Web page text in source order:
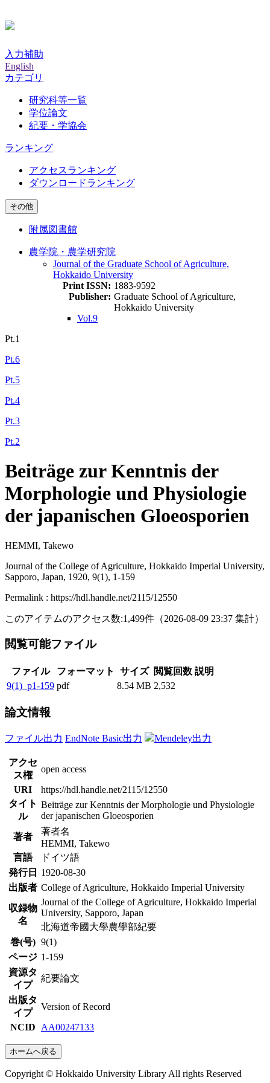
入力補助
English
カテゴリ
研究科等一覧
学位論文
紀要・学協会
ランキング
アクセスランキング
ダウンロードランキング
その他
附属図書館
農学院・農学研究院
Journal of the Graduate School of Agriculture,
Hokkaido University
Print ISSN: 1883-9592
Publisher: Graduate School of Agriculture,
Hokkaido University
Vol.9
Pt.1
Pt.6
Pt.5
Pt.4
Pt.3
Pt.2
Beiträge zur Kenntnis der
Morphologie und Physiologie
der japanischen Gloeosporien
HEMMI, Takewo
Journal of the College of Agriculture, Hokkaido Imperial University,
Sapporo, Japan, 1920, 9(1), 1-159
Permalink : https://hdl.handle.net/2115/12550
このアイテムのアクセス数:1,499件 （2026-08-09 23:37 集計）
閲覧可能ファイル
ファイル フォーマット サイズ 閲覧回数 説明
9(1)_p1-159 pdf 8.54 MB 2,532
論文情報
ファイル出力 EndNote Basic出力 Mendeley出力
アクセ
ス権
open access
URI
https://hdl.handle.net/2115/12550
タイト
ル
Beiträge zur Kenntnis der Morphologie und Physiologie
der japanischen Gloeosporien
著者
著者名
HEMMI, Takewo
言語
ドイツ語
発行日
1920-08-30
出版者 College of Agriculture, Hokkaido Imperial University
収録物
名
Journal of the College of Agriculture, Hokkaido Imperial
University, Sapporo, Japan
北海道帝國大學農學部紀要
巻(号) 9(1)
ページ 1-159
資源タ
イプ
紀要論文
出版タ
イプ
Version of Record
NCID
AA00247133
ホームへ戻る
Copyright © Hokkaido University Library All rights Reserved